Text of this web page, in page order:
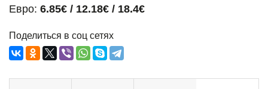
Евро: 6.85€ / 12.18€ / 18.4€
Поделиться в соц сетях